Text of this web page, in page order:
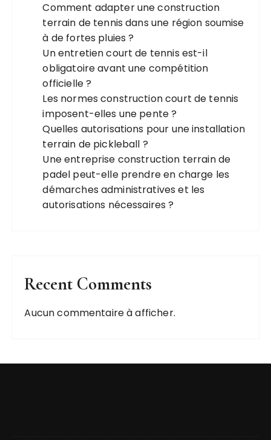
Comment adapter une construction
terrain de tennis dans une région soumise
à de fortes pluies ?
Un entretien court de tennis est-il
obligatoire avant une compétition
officielle ?
Les normes construction court de tennis
imposent-elles une pente ?
Quelles autorisations pour une installation
terrain de pickleball ?
Une entreprise construction terrain de
padel peut-elle prendre en charge les
démarches administratives et les
autorisations nécessaires ?
Recent Comments
Aucun commentaire à afficher.